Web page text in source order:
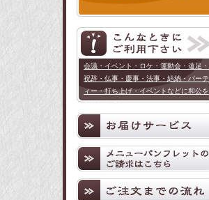
会議・イベント・ロケ・運動会・遠足・
祝辞・仏事・慶事・法事・結納・パーテ
ィー・打ち上げ・イベントなどに和公を
お使い下さい。